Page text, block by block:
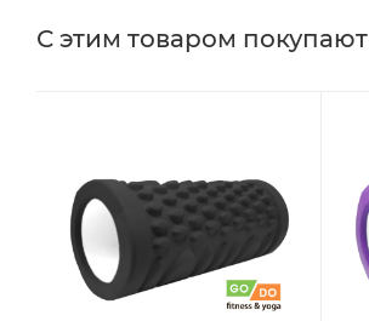
С этим товаром покупают